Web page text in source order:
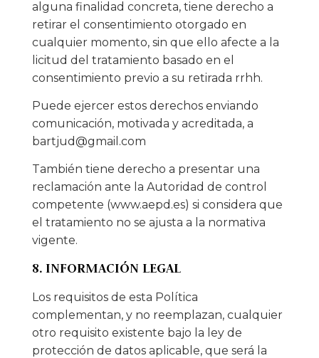
alguna finalidad concreta, tiene derecho a
retirar el consentimiento otorgado en
cualquier momento, sin que ello afecte a la
licitud del tratamiento basado en el
consentimiento previo a su retirada rrhh.
Puede ejercer estos derechos enviando
comunicación, motivada y acreditada, a
bartjud@gmail.com
También tiene derecho a presentar una
reclamación ante la Autoridad de control
competente (www.aepd.es) si considera que
el tratamiento no se ajusta a la normativa
vigente.
8. INFORMACIÓN LEGAL
Los requisitos de esta Política
complementan, y no reemplazan, cualquier
otro requisito existente bajo la ley de
protección de datos aplicable, que será la